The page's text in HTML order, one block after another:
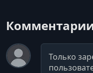
Комментарий